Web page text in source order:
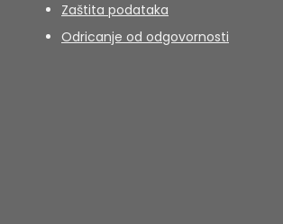
Zaštita podataka
Odricanje od odgovornosti